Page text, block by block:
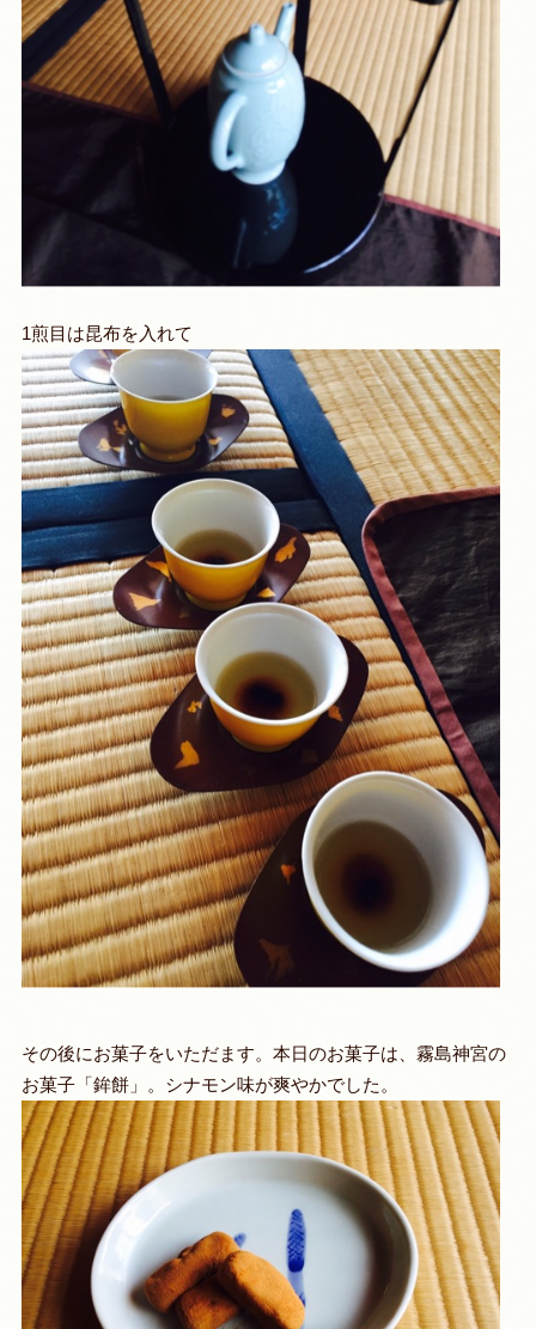
1煎目は昆布を入れて
その後にお菓子をいただます。本日のお菓子は、霧島神宮の
お菓子「鉾餅」。シナモン味が爽やかでした。